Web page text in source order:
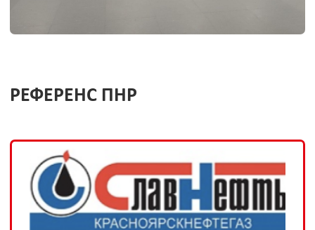
комплекса СПГ
Установка стабилизации конденсата
ачимовских залежей
ПНР КИПиА, АСУ ТП, АСУ Э